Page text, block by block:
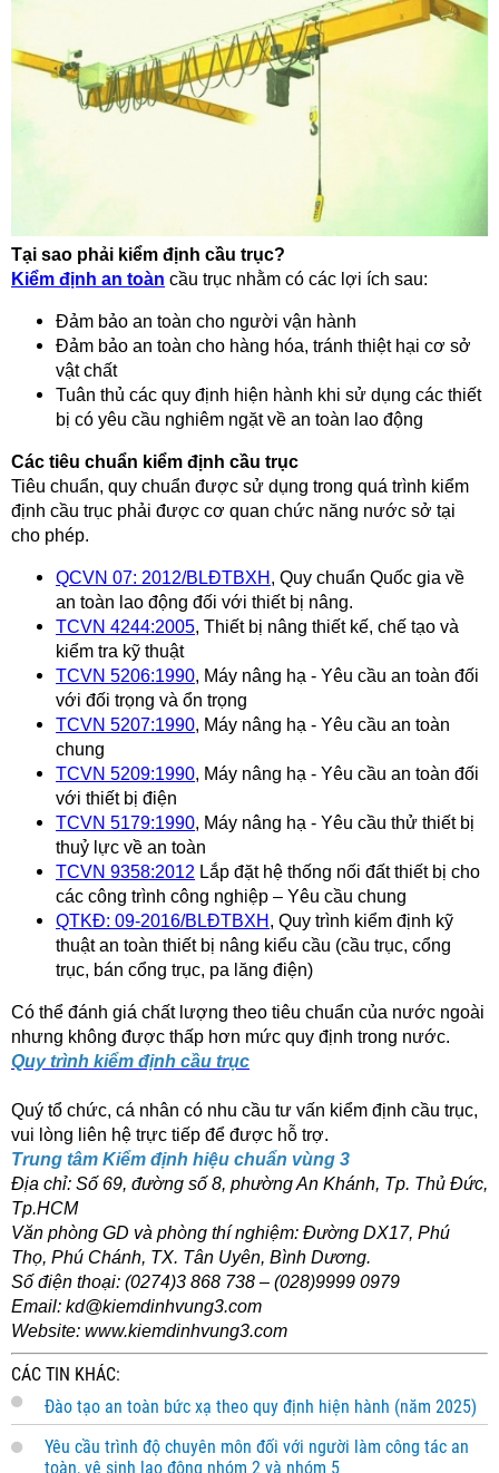
Tại sao phải kiểm định cầu trục?
Kiểm định an toàn cầu trục nhằm có các lợi ích sau:
Đảm bảo an toàn cho người vận hành
Đảm bảo an toàn cho hàng hóa, tránh thiệt hại cơ sở
vật chất
Tuân thủ các quy định hiện hành khi sử dụng các thiết
bị có yêu cầu nghiêm ngặt về an toàn lao động
Các tiêu chuẩn kiểm định cầu trục
Tiêu chuẩn, quy chuẩn được sử dụng trong quá trình kiểm
định cầu trục phải được cơ quan chức năng nước sở tại
cho phép.
QCVN 07: 2012/BLĐTBXH , Quy chuẩn Quốc gia về
an toàn lao động đối với thiết bị nâng.
TCVN 4244:2005, Thiết bị nâng thiết kế, chế tạo và
kiểm tra kỹ thuật
TCVN 5206:1990, Máy nâng hạ - Yêu cầu an toàn đối
với đối trọng và ổn trọng
TCVN 5207:1990, Máy nâng hạ - Yêu cầu an toàn
chung
TCVN 5209:1990, Máy nâng hạ - Yêu cầu an toàn đối
với thiết bị điện
TCVN 5179:1990, Máy nâng hạ - Yêu cầu thử thiết bị
thuỷ lực về an toàn
TCVN 9358:2012 Lắp đặt hệ thống nối đất thiết bị cho
các công trình công nghiệp – Yêu cầu chung
QTKĐ: 09-2016/BLĐTBXH , Quy trình kiểm định kỹ
thuật an toàn thiết bị nâng kiểu cầu (cầu trục, cổng
trục, bán cổng trục, pa lăng điện)
Có thể đánh giá chất lượng theo tiêu chuẩn của nước ngoài
nhưng không được thấp hơn mức quy định trong nước.
Quy trình kiểm định cầu trục
Quý tổ chức, cá nhân có nhu cầu tư vấn kiểm định cầu trục,
vui lòng liên hệ trực tiếp để được hỗ trợ.
Trung tâm Kiểm định hiệu chuẩn vùng 3
Địa chỉ: Số 69, đường số 8, phường An Khánh, Tp. Thủ Đức,
Tp.HCM
Văn phòng GD và phòng thí nghiệm: Đường DX17, Phú
Thọ, Phú Chánh, TX. Tân Uyên, Bình Dương.
Số điện thoại: (0274)3 868 738 – (028)9999 0979
Email: kd@kiemdinhvung3.com
Website: www.kiemdinhvung3.com
CÁC TIN KHÁC:
Đào tạo an toàn bức xạ theo quy định hiện hành (năm 2025)
Yêu cầu trình độ chuyên môn đối với người làm công tác an
toàn, vệ sinh lao động nhóm 2 và nhóm 5